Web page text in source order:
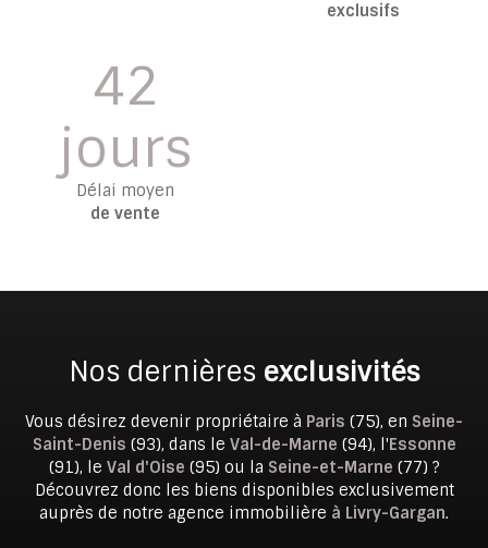
exclusifs
42
jours
Délai moyen
de vente
Nos dernières exclusivités
Vous désirez devenir propriétaire à Paris (75), en Seine-
Saint-Denis (93), dans le Val-de-Marne (94), l'Essonne
(91), le Val d'Oise (95) ou la Seine-et-Marne (77) ?
Découvrez donc les biens disponibles exclusivement
auprès de notre agence immobilière à Livry-Gargan.